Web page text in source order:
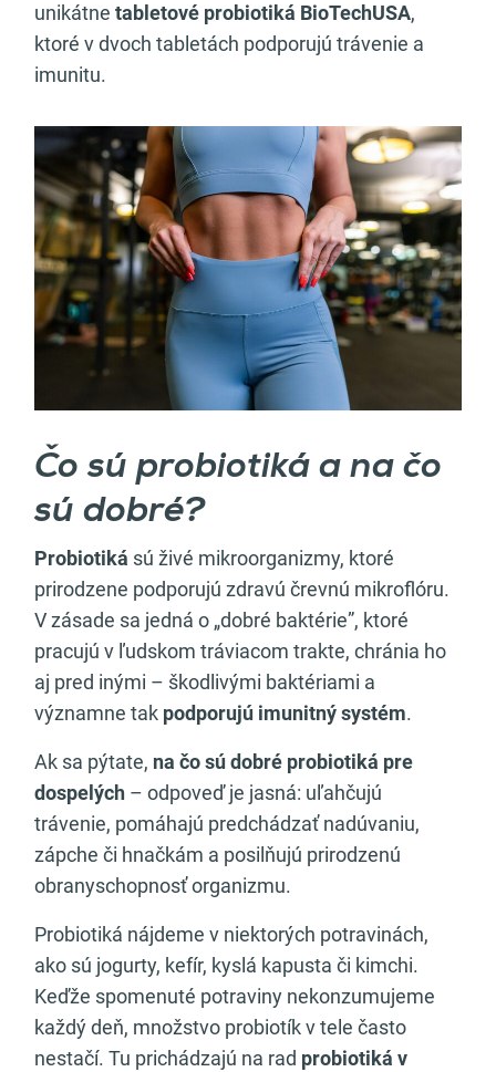
unikátne tabletové probiotiká BioTechUSA,
ktoré v dvoch tabletách podporujú trávenie a
imunitu.
Čo sú probiotiká a na čo
sú dobré?
Probiotiká sú živé mikroorganizmy, ktoré
prirodzene podporujú zdravú črevnú mikroflóru.
V zásade sa jedná o „dobré baktérie”, ktoré
pracujú v ľudskom tráviacom trakte, chránia ho
aj pred inými – škodlivými baktériami a
významne tak podporujú imunitný systém.
Ak sa pýtate, na čo sú dobré probiotiká pre
dospelých – odpoveď je jasná: uľahčujú
trávenie, pomáhajú predchádzať nadúvaniu,
zápche či hnačkám a posilňujú prirodzenú
obranyschopnosť organizmu.
Probiotiká nájdeme v niektorých potravinách,
ako sú jogurty, kefír, kyslá kapusta či kimchi.
Keďže spomenuté potraviny nekonzumujeme
každý deň, množstvo probiotík v tele často
nestačí. Tu prichádzajú na rad probiotiká v